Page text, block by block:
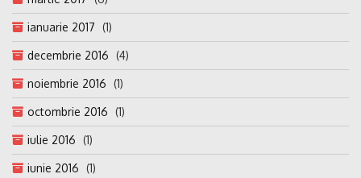
ianuarie 2017 (1)
decembrie 2016 (4)
noiembrie 2016 (1)
octombrie 2016 (1)
iulie 2016 (1)
iunie 2016 (1)